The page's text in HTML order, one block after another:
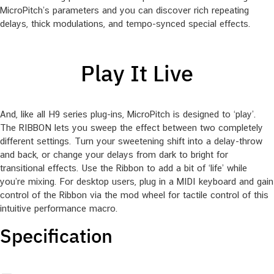
MicroPitch’s parameters and you can discover rich repeating
delays, thick modulations, and tempo-synced special effects.
Play It Live
And, like all H9 series plug-ins, MicroPitch is designed to ‘play’.
The RIBBON lets you sweep the effect between two completely
different settings. Turn your sweetening shift into a delay-throw
and back, or change your delays from dark to bright for
transitional effects. Use the Ribbon to add a bit of ‘life’ while
you’re mixing. For desktop users, plug in a MIDI keyboard and gain
control of the Ribbon via the mod wheel for tactile control of this
intuitive performance macro.
Specification